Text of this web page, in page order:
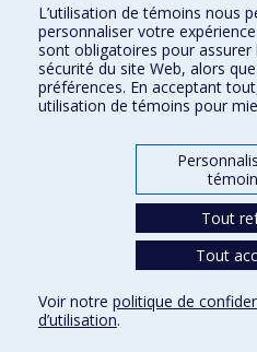
Téléchargez les logos de l'ESPUM
Paramètres des témoins
L’utilisation de témoins nous
personnaliser votre
sont obligatoires pour
sécurité du site Web, alors
préférences. En acceptant
utilisation de témoins pour
Tout
Tout
Voir notre politique de
d’utilisation.